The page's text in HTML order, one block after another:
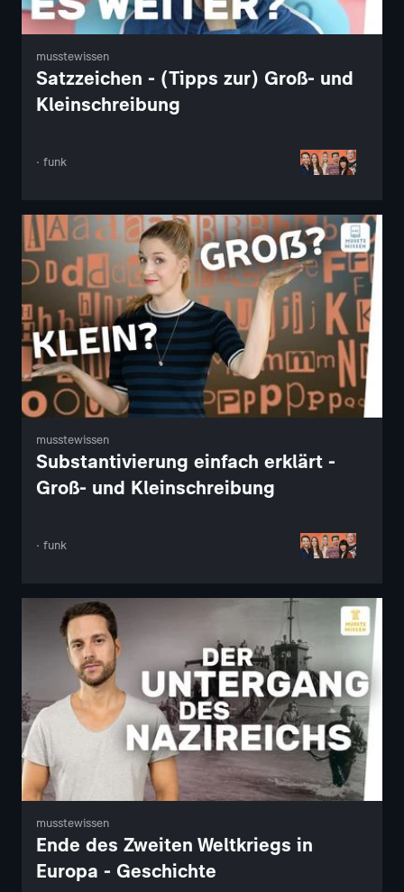
musstewissen
Satzzeichen - (Tipps zur) Groß- und
Kleinschreibung
· funk
musstewissen
Substantivierung einfach erklärt -
Groß- und Kleinschreibung
· funk
musstewissen
Ende des Zweiten Weltkriegs in
Europa - Geschichte